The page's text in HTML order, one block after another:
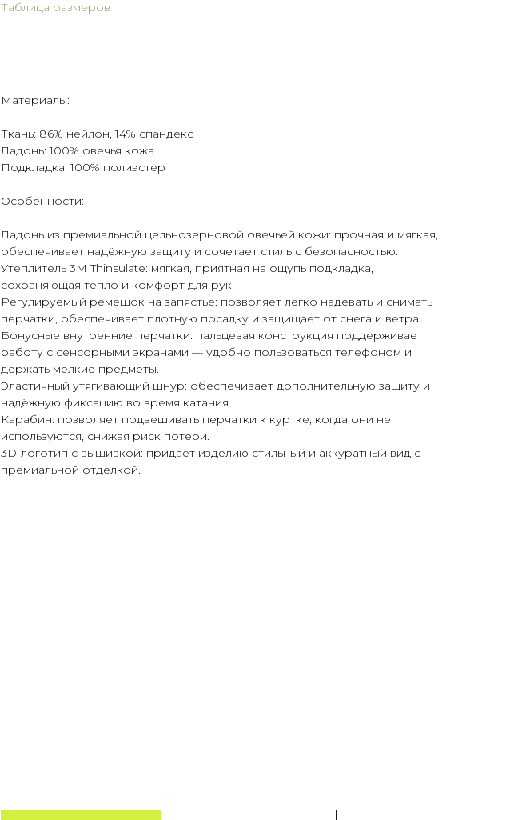
Таблица размеров
Материалы:
Ткань: 86% нейлон, 14% спандекс
Ладонь: 100% овечья кожа
Подкладка: 100% полиэстер
Особенности:
Ладонь из премиальной цельнозерновой овечьей кожи: прочная и мягкая,
обеспечивает надёжную защиту и сочетает стиль с безопасностью.
Утеплитель 3M Thinsulate: мягкая, приятная на ощупь подкладка,
сохраняющая тепло и комфорт для рук.
Регулируемый ремешок на запястье: позволяет легко надевать и снимать
перчатки, обеспечивает плотную посадку и защищает от снега и ветра.
Бонусные внутренние перчатки: пальцевая конструкция поддерживает
работу с сенсорными экранами — удобно пользоваться телефоном и
держать мелкие предметы.
Эластичный утягивающий шнур: обеспечивает дополнительную защиту и
надёжную фиксацию во время катания.
Карабин: позволяет подвешивать перчатки к куртке, когда они не
используются, снижая риск потери.
3D-логотип с вышивкой: придаёт изделию стильный и аккуратный вид с
премиальной отделкой.